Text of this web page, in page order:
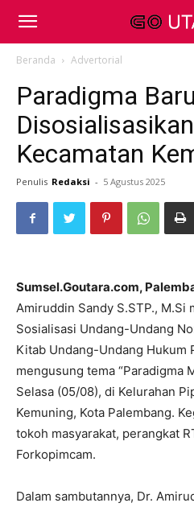
Beranda Advertorial
Paradigma
Kecamatan
Penulis Redaksi - 5 Agustus 2025
Sumsel.Goutara.com,
Amiruddin Sandy S.STP., M.Si
Sosialisasi Undang-Undang
Kitab Undang-Undang Hukum
mengusung tema “Paradigma
Selasa (05/08), di Kelurahan
Kemuning, Kota Palembang.
tokoh masyarakat, perangkat
Forkopimcam.
Dalam sambutannya, Dr.